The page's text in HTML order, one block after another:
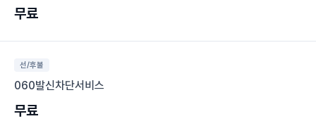
무료
선/후불
060발신차단서비스
무료